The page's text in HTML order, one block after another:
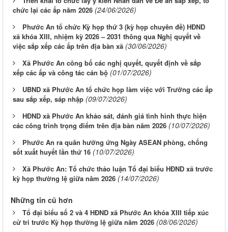
chức lại các ấp năm 2026 (24/06/2026)
Phước An tổ chức Kỳ họp thứ 3 (kỳ họp chuyên đề) HĐND
xã khóa XIII, nhiệm kỳ 2026 – 2031 thông qua Nghị quyết về
việc sắp xếp các ấp trên địa bàn xã (30/06/2026)
Xã Phước An công bố các nghị quyết, quyết định về sắp
xếp các ấp và công tác cán bộ (01/07/2026)
UBND xã Phước An tổ chức họp làm việc với Trưởng các ấp
sau sắp xếp, sáp nhập (09/07/2026)
HĐND xã Phước An khảo sát, đánh giá tình hình thực hiện
các công trình trọng điểm trên địa bàn năm 2026 (10/07/2026)
Phước An ra quân hưởng ứng Ngày ASEAN phòng, chống
sốt xuất huyết lần thứ 16 (10/07/2026)
Xã Phước An: Tổ chức thảo luận Tổ đại biểu HĐND xã trước
kỳ họp thường lệ giữa năm 2026 (14/07/2026)
Những tin cũ hơn
Tổ đại biểu số 2 và 4 HĐND xã Phước An khóa XIII tiếp xúc
cử tri trước Kỳ họp thường lệ giữa năm 2026 (08/06/2026)